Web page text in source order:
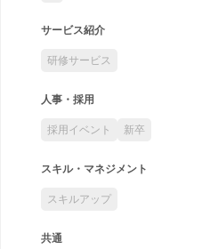
サービス紹介
研修サービス
人事・採用
採用イベント 新卒
スキル・マネジメント
スキルアップ
共通